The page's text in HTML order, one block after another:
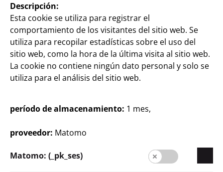
Empresa
Carrera profesional
Expansión
Calidad
Clientes
Información al cliente
Descripción:
Esta cookie se utiliza para registrar el
comportamiento de los visitantes del sitio web. Se
utiliza para recopilar estadísticas sobre el uso del
sitio web, como la hora de la última visita al sitio web.
La cookie no contiene ningún dato personal y solo se
utiliza para el análisis del sitio web.
período de almacenamiento: 1 mes,
proveedor: Matomo
Matomo: (_pk_ses)